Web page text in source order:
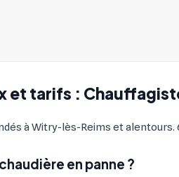
et tarifs :
à Witry-lès-Reims et
en panne ?